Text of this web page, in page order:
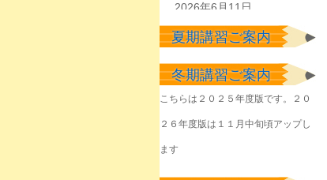
2026年6月11日
塾生のみなさん
塾生のみなさん
2026年6月1日
きょうやるべきことを
淡々と
夏期講習ご案内
冬期講習ご案内
こちらは２０２５年度版です。２０
２６年度版は１１月中旬頃アップし
ます